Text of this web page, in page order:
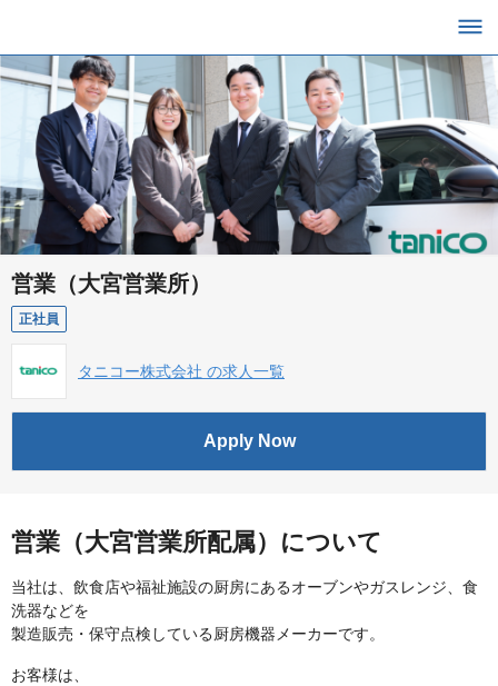
営業（大宮営業所）
正社員
タニコー株式会社 の求人一覧
Apply Now
営業（大宮営業所配属）について
当社は、飲食店や福祉施設の厨房にあるオーブンやガスレンジ、食
洗器などを
製造販売・保守点検している厨房機器メーカーです。
お客様は、